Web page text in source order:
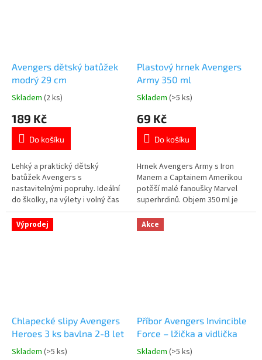
Avengers dětský batůžek
modrý 29 cm
Průměrné
produktu
5,0
5
hvězdiček.
Skladem (2 ks)
189 Kč
Do košíku
Lehký a praktický dětský
batůžek Avengers s
nastavitelnými popruhy. Ideální
do školky, na výlety i volný čas
🦸‍♂️🎒 Více produktů s
motivem 👉 AVENGERS
Plastový hrnek Avengers
Army 350 ml
Průměrné
produktu
5,0
5
hvězdiček.
Skladem (>5 ks)
69 Kč
Do košíku
Hrnek Avengers Army s Iron
Manem a Captainem Amerikou
potěší malé fanoušky Marvel
superhrdinů. Objem 350 ml je
vhodný pro dětské nápoje. Plast
bez BPA je bezpečný pro běžné
používání. Vhodný do
Výprodej
Chlapecké slipy Avengers
Heroes 3 ks bavlna 2-8 let
Průměrné
Skladem (>5 ks)
Akce
Příbor Avengers Invincible
Force – lžička a vidlička
Průměrné
Skladem (>5 ks)